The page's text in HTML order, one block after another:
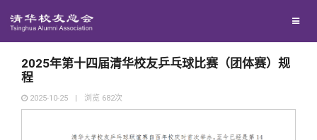
西南联大校友会
义工计划
新媒体平台
青春风采
校友文苑
信息化服务
三创大赛
总会简介
会长致辞
关闭
2025年第十四届清华校友乒乓球比赛（团体赛）规
程
2025-10-25 | 浏览 682次